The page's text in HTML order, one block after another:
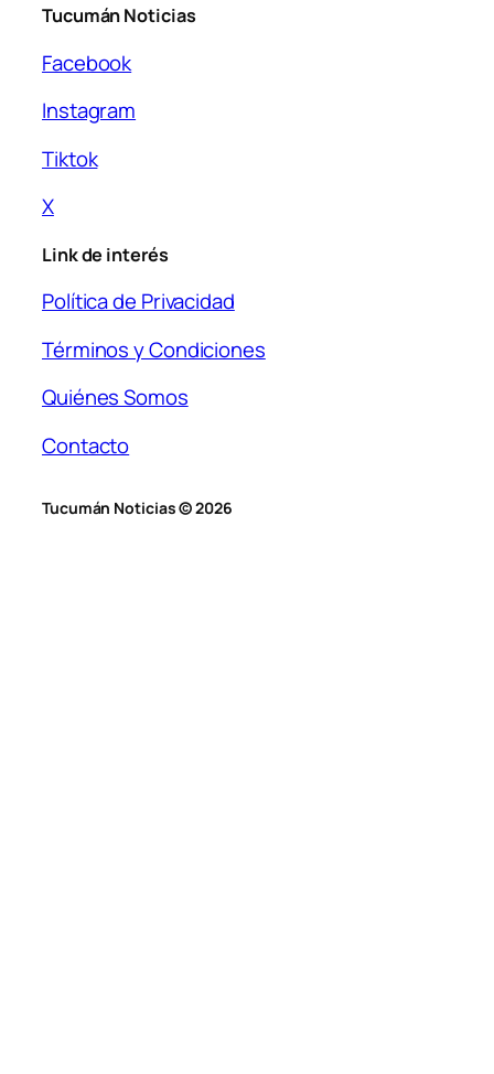
Tucumán Noticias
Facebook
Instagram
Tiktok
X
Link de interés
Política de Privacidad
Términos y Condiciones
Quiénes Somos
Contacto
Tucumán Noticias © 2026